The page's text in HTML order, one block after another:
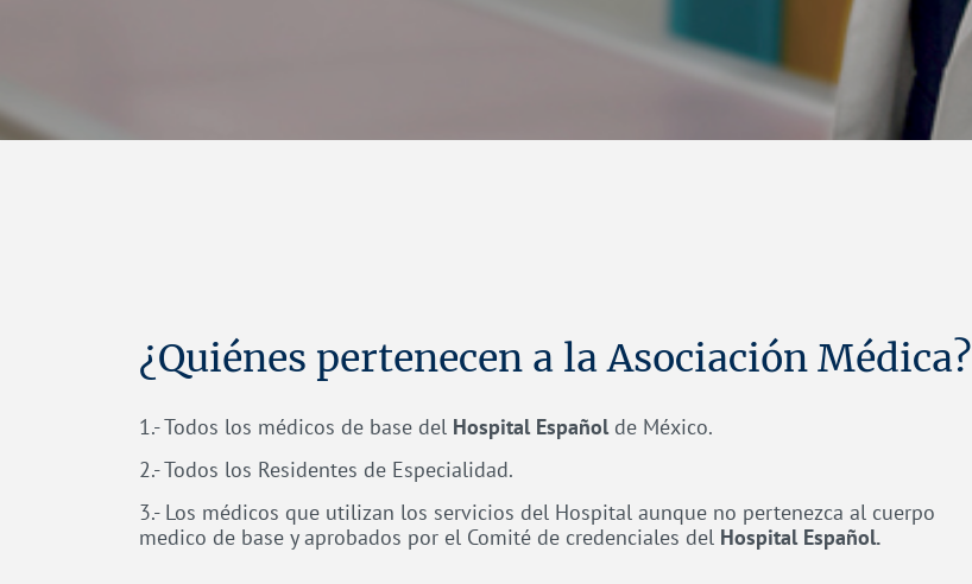
¿Quiénes pertenecen a la Asociación Médica?
1.- Todos los médicos de base del Hospital Españolde México.
2.- Todos los Residentes de Especialidad.
3.- Los médicos que utilizan los servicios del Hospital aunque no pertenezca al cuerpo
medico de base y aprobados por el Comité de credenciales del Hospital Español.